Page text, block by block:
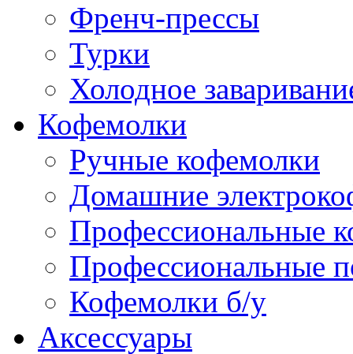
Френч-прессы
Турки
Холодное
Кофемолки
Ручные кофемолки
Домашние
Профессиональные
Профессиональные
Кофемолки б/у
Аксессуары